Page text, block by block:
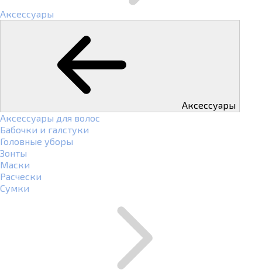
Аксессуары
Аксессуары
Аксессуары для волос
Бабочки и галстуки
Головные уборы
Зонты
Маски
Расчески
Сумки